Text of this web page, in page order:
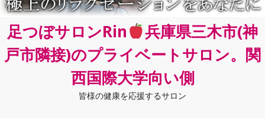
足つぼサロンRin
兵庫県三木市(神
戸市隣接)のプライベートサロン。関
西国際大学向い側
皆様の健康を応援するサロン